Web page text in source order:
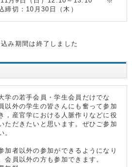
締切：10月30日（木）
み期間は終了しました
学の若手会員・学生会員だけでな
以外の学生の皆さんにも奮って参加
，産官学における人脈作りなどに役
ただきたいと思います。ぜひご参加
。
加者以外の参加ができるようになり
会員以外の方も参加できます。